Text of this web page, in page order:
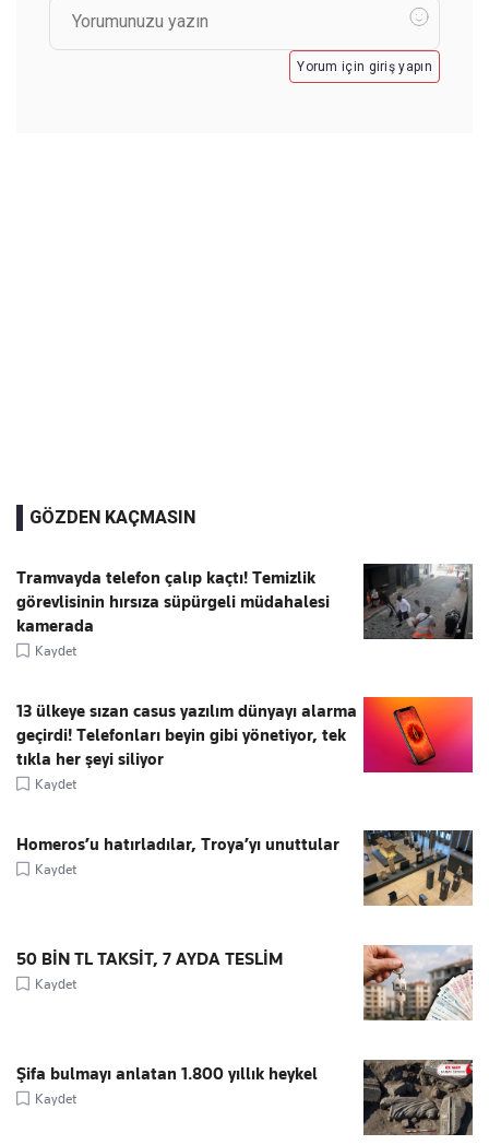
Yorum için giriş yapın
GÖZDEN KAÇMASIN
Tramvayda telefon çalıp kaçtı! Temizlik
görevlisinin hırsıza süpürgeli müdahalesi
kamerada
Kaydet
13 ülkeye sızan casus yazılım dünyayı alarma
geçirdi! Telefonları beyin gibi yönetiyor, tek
tıkla her şeyi siliyor
Kaydet
Homeros’u hatırladılar, Troya’yı unuttular
Kaydet
50 BİN TL TAKSİT, 7 AYDA TESLİM
Kaydet
Şifa bulmayı anlatan 1.800 yıllık heykel
Kaydet